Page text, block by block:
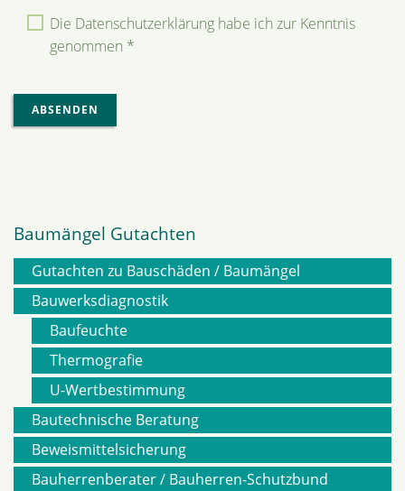
Die Datenschutzerklärung habe ich zur Kenntnis
genommen *
ABSENDEN
Baumängel Gutachten
Navigation
überspringen
Gutachten zu Bauschäden / Baumängel
Bauwerksdiagnostik
Baufeuchte
Thermografie
U-Wertbestimmung
Bautechnische Beratung
Beweismittelsicherung
Bauherrenberater / Bauherren-Schutzbund